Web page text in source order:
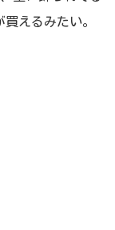
えるみたい。